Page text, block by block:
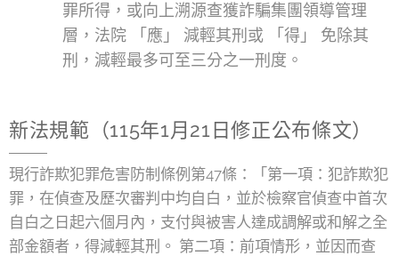
罪所得，或向上溯源查獲詐騙集團領導管理
層，法院 「應」 減輕其刑或 「得」 免除其
刑，減輕最多可至三分之一刑度。
新法規範（115年1月21日修正公布條文）
現行詐欺犯罪危害防制條例第47條：「第一項：犯詐欺犯
罪，在偵查及歷次審判中均自白，並於檢察官偵查中首次
自白之日起六個月內，支付與被害人達成調解或和解之全
部金額者，得減輕其刑。 第二項：前項情形，並因而查